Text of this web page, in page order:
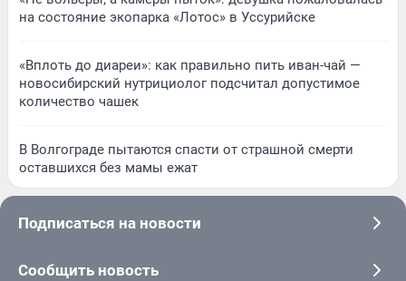
на состояние экопарка «Лотос» в Уссурийске
«Вплоть до диареи»: как правильно пить иван-чай —
новосибирский нутрициолог подсчитал допустимое
количество чашек
В Волгограде пытаются спасти от страшной смерти
оставшихся без мамы ежат
Подписаться на новости
Сообщить новость